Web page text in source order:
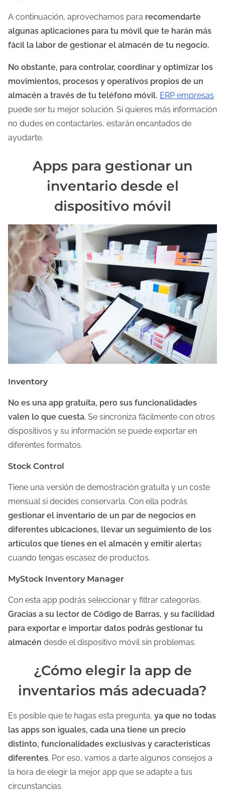
A continuación, aprovechamos para recomendarte
algunas aplicaciones para tu móvil que te harán más
fácil la labor de gestionar el almacén de tu negocio.
No obstante, para controlar, coordinar y optimizar los
movimientos, procesos y operativos propios de un
almacén a través de tu teléfono móvil, ERP empresas
puede ser tu mejor solución. Si quieres más información
no dudes en contactarles, estarán encantados de
ayudarte.
Apps para gestionar un
inventario desde el
dispositivo móvil
Inventory
No es una app gratuita, pero sus funcionalidades
valen lo que cuesta. Se sincroniza fácilmente con otros
dispositivos y su información se puede exportar en
diferentes formatos.
Stock Control
Tiene una versión de demostración gratuita y un coste
mensual si decides conservarla. Con ella podrás
gestionar el inventario de un par de negocios en
diferentes ubicaciones, llevar un seguimiento de los
artículos que tienes en el almacén y emitir alertas
cuando tengas escasez de productos.
MyStock Inventory Manager
Con esta app podrás seleccionar y filtrar categorías.
Gracias a su lector de Código de Barras, y su facilidad
para exportar e importar datos podrás gestionar tu
almacén desde el dispositivo móvil sin problemas.
¿Cómo elegir la app de
inventarios más adecuada?
Es posible que te hagas esta pregunta, ya que no todas
las apps son iguales, cada una tiene un precio
distinto, funcionalidades exclusivas y características
diferentes. Por eso, vamos a darte algunos consejos a
la hora de elegir la mejor app que se adapte a tus
circunstancias.